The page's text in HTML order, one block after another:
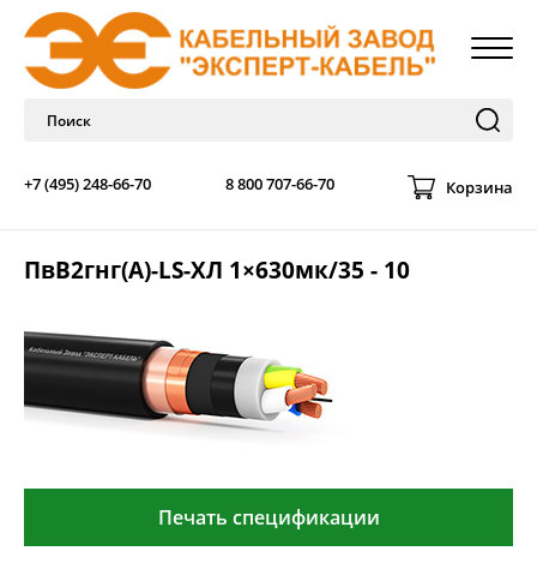
+7 (495) 248-66-70 8 800 707-66-70 Корзина
ПвВ2гнг(А)-LS-ХЛ 1×630мк/35 - 10
Печать спецификации